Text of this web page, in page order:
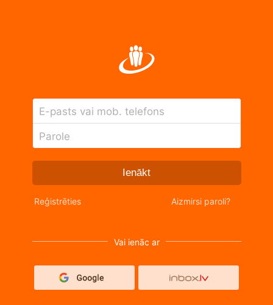
E-pasts vai mob. telefons
Parole
Ienākt
Reģistrēties Aizmirsi paroli?
Vai ienāc ar